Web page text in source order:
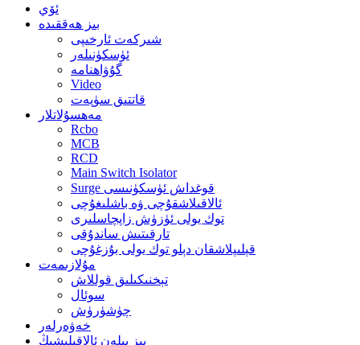
ئۆي
بىز ھەققىدە
شىركەت ئارخىپى
ئۈسكۈنىلەر
گۇۋاھنامە
Video
قاتتىق سۈپەت
مەھسۇلاتلار
Rcbo
MCB
RCD
Main Switch Isolator
Surge قوغداش ئۈسكۈنىسى
ئالاقىلاشقۇچى ۋە باشلىغۇچى
توك يولى ئۈزۈش زاپچاسلىرى
تارقىتىش ساندۇقى
قېلىپلاشقان دېلو توك يولى بۇزغۇچى
مۇلازىمەت
تېخنىكىلىق قوللاش
سوئال
چۈشۈرۈش
خەۋەرلەر
بىز بىلەن ئالاقىلىشىڭ